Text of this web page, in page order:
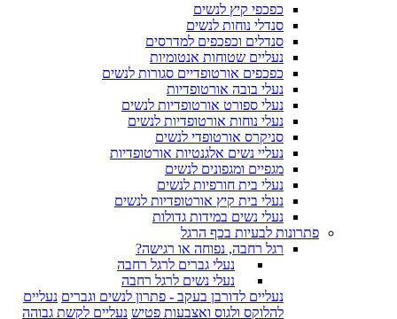
כפכפי קיץ לנשים
סנדלי נוחות לנשים
סנדלים וכפכפים למדרסים
נעליים שטוחות אנטומיות
כפכפים אורטופדיים סגורות לנשים
נעלי בובה אורטופדיות
נעלי ספורט אורטופדיות לנשים
נעלי נוחות אורטופדיות לנשים
סניקרס אורטופדי לנשים
נעליי נשים אלגנטיות אורטופדיות
מגפיים ומגפונים לנשים
נעלי בית חורפיות לנשים
נעלי בית קיץ אורטופדיות לנשים
נעלי נשים במידות גדולות
פתרונות לבעיות בכף הרגל
רגל רחבה, נפוחה או רגישה?
נעלי גברים לרגל רחבה
נעלי נשים לרגל רחבה
נעליים לדורבן בעקב - פתרון לנשים וגברים נעליים
להלוקס ולגוס ואצבעות פטיש נעליים לקשת גבוהה